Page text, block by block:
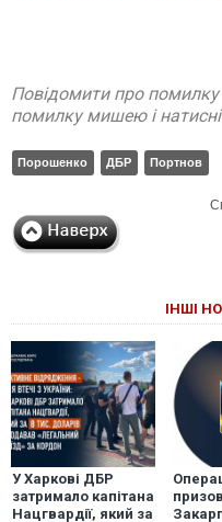
Повідомити про помилку
помилку мишею і
Порошенко ДБР Портнов
ІНШІ
У Харкові ДБР
затримало капітана
Нацгвардії, який за